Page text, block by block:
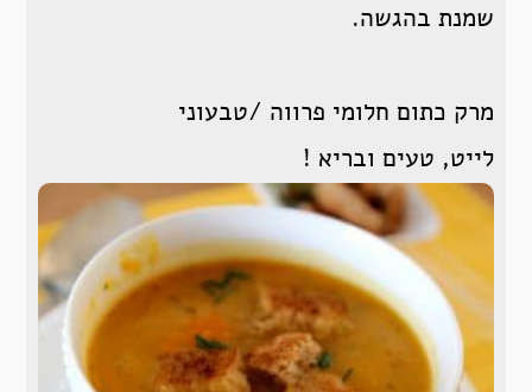
שמנת בהגשה.
מרק כתום חלומי פרווה /טבעוני
לייט, טעים ובריא !